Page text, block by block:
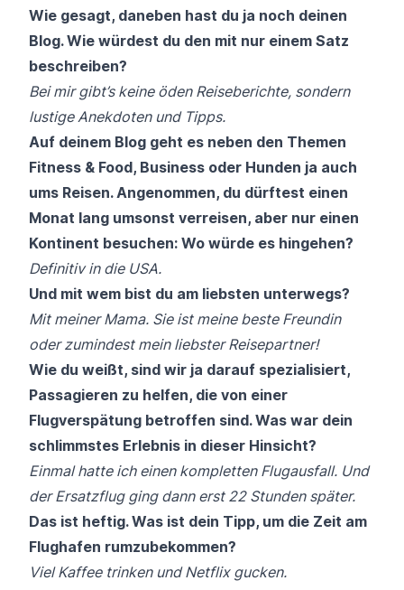
Wie gesagt, daneben hast du ja noch deinen
Blog. Wie würdest du den mit nur einem Satz
beschreiben?
Bei mir gibt’s keine öden Reiseberichte, sondern
lustige Anekdoten und Tipps.
Auf deinem Blog geht es neben den Themen
Fitness & Food, Business oder Hunden ja auch
ums Reisen. Angenommen, du dürftest einen
Monat lang umsonst verreisen, aber nur einen
Kontinent besuchen: Wo würde es hingehen?
Definitiv in die USA.
Und mit wem bist du am liebsten unterwegs?
Mit meiner Mama. Sie ist meine beste Freundin
oder zumindest mein liebster Reisepartner!
Wie du weißt, sind wir ja darauf spezialisiert,
Passagieren zu helfen, die von einer
Flugverspätung betroffen sind. Was war dein
schlimmstes Erlebnis in dieser Hinsicht?
Einmal hatte ich einen kompletten Flugausfall. Und
der Ersatzflug ging dann erst 22 Stunden später.
Das ist heftig. Was ist dein Tipp, um die Zeit am
Flughafen rumzubekommen?
Viel Kaffee trinken und Netflix gucken.